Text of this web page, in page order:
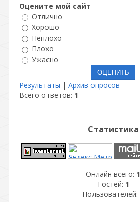
Оцените мой сайт
Отлично
Хорошо
Неплохо
Плохо
Ужасно
Результаты | Архив опросов
Всего ответов: 1
Статистика
Онлайн всего: 1
Гостей: 1
Пользователей: